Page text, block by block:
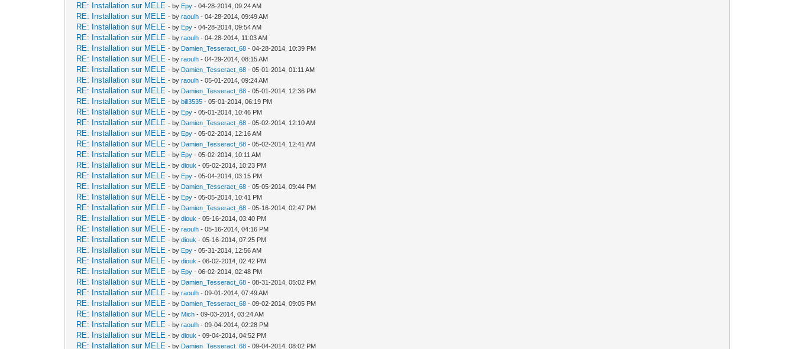
RE: Installation sur MELE - by Epy - 04-28-2014, 09:24 AM
RE: Installation sur MELE - byraoulh - 04-28-2014, 09:49 AM
RE: Installation sur MELE - by Epy - 04-28-2014, 09:54 AM
RE: Installation sur MELE - byraoulh - 04-28-2014, 11:03 AM
RE: Installation sur MELE - by Damien_Tesseract_68 - 04-28-2014, 10:39 PM
RE: Installation sur MELE - byraoulh - 04-29-2014, 08:15 AM
RE: Installation sur MELE - by Damien_Tesseract_68 - 05-01-2014, 01:11 AM
RE: Installation sur MELE - byraoulh - 05-01-2014, 09:24 AM
RE: Installation sur MELE - by Damien_Tesseract_68 - 05-01-2014, 12:36 PM
RE: Installation sur MELE - bybill3535 - 05-01-2014, 06:19 PM
RE: Installation sur MELE - by Epy - 05-01-2014, 10:46 PM
RE: Installation sur MELE - by Damien_Tesseract_68 - 05-02-2014, 12:10 AM
RE: Installation sur MELE - by Epy - 05-02-2014, 12:16 AM
RE: Installation sur MELE - by Damien_Tesseract_68 - 05-02-2014, 12:41 AM
RE: Installation sur MELE - by Epy - 05-02-2014, 10:11 AM
RE: Installation sur MELE - bydiouk - 05-02-2014, 10:23 PM
RE: Installation sur MELE - by Epy - 05-04-2014, 03:15 PM
RE: Installation sur MELE - by Damien_Tesseract_68 - 05-05-2014, 09:44 PM
RE: Installation sur MELE - by Epy - 05-05-2014, 10:41 PM
RE: Installation sur MELE - by Damien_Tesseract_68 - 05-16-2014, 02:47 PM
RE: Installation sur MELE - bydiouk - 05-16-2014, 03:40 PM
RE: Installation sur MELE - byraoulh - 05-16-2014, 04:16 PM
RE: Installation sur MELE - bydiouk - 05-16-2014, 07:25 PM
RE: Installation sur MELE - by Epy - 05-31-2014, 12:56 AM
RE: Installation sur MELE - bydiouk - 06-02-2014, 02:42 PM
RE: Installation sur MELE - by Epy - 06-02-2014, 02:48 PM
RE: Installation sur MELE - by Damien_Tesseract_68 - 08-31-2014, 05:02 PM
RE: Installation sur MELE - byraoulh - 09-01-2014, 07:49 AM
RE: Installation sur MELE - by Damien_Tesseract_68 - 09-02-2014, 09:05 PM
RE: Installation sur MELE - by Mich - 09-03-2014, 03:24 AM
RE: Installation sur MELE - byraoulh - 09-04-2014, 02:28 PM
RE: Installation sur MELE - bydiouk - 09-04-2014, 04:52 PM
RE: Installation sur MELE - by Damien_Tesseract_68 - 09-04-2014, 08:02 PM